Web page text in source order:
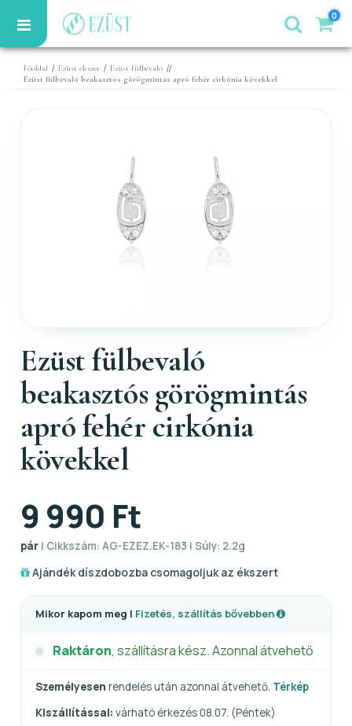
0
Főoldal / Ezüst ékszer / Ezüst fülbevaló //
Ezüst fülbevaló beakasztós görögmintás apró fehér cirkónia kövekkel
Ezüst fülbevaló
beakasztós görögmintás
apró fehér cirkónia
kövekkel
9 990 Ft
pár | Cikkszám: AG-EZEZ.EK-183 | Súly: 2.2g
Ajándék díszdobozba csomagoljuk az ékszert
Mikor kapom meg | Fizetés, szállítás bővebben
Raktáron, szállításra kész. Azonnal átvehető
Személyesen rendelés után azonnal átvehető. Térkép
Kiszállítással: várható érkezés 08.07. (Péntek)